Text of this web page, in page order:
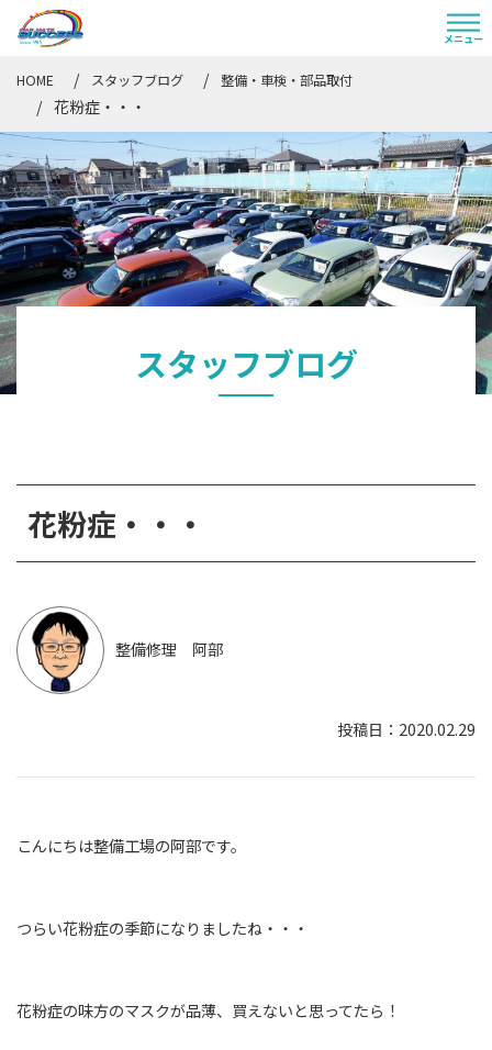
HOME スタッフブログ 整備・車検・部品取付
花粉症・・・
スタッフブログ
花粉症・・・
整備修理 阿部
2020.02.29
こんにちは整備工場の阿部です。
つらい花粉症の季節になりましたね・・・
花粉症の味方のマスクが品薄、買えないと思ってたら！